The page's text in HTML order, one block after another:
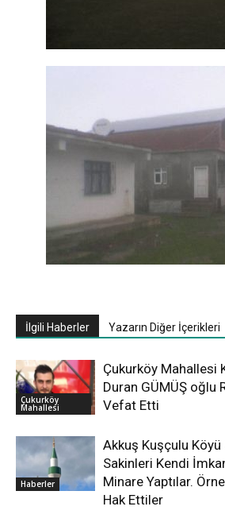
İlgili Haberler Yazarın Diğer İçerikleri
Çukurköy
Mahallesi
Çukurköy Mahallesi
Duran GÜMÜŞ oğlu
Vefat Etti
Haberler
Akkuş Kuşçulu
Sakinleri Kendi
Minare Yaptılar.
Hak Ettiler